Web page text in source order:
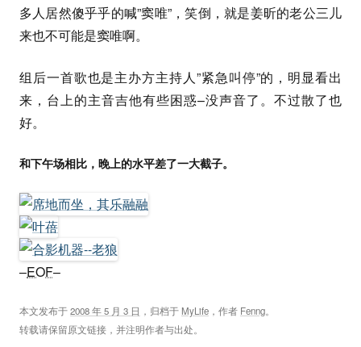
多人居然傻乎乎的喊”窦唯”，笑倒，就是姜昕的老公三儿
来也不可能是窦唯啊。
组后一首歌也是主办方主持人”紧急叫停”的，明显看出
来，台上的主音吉他有些困惑–没声音了。不过散了也
好。
和下午场相比，晚上的水平差了一大截子。
–EOF–
本文发布于2008 年 5 月 3 日 ，归档于 MyLife ，作者 Fenng。
转载请保留原文链接，并注明作者与出处。